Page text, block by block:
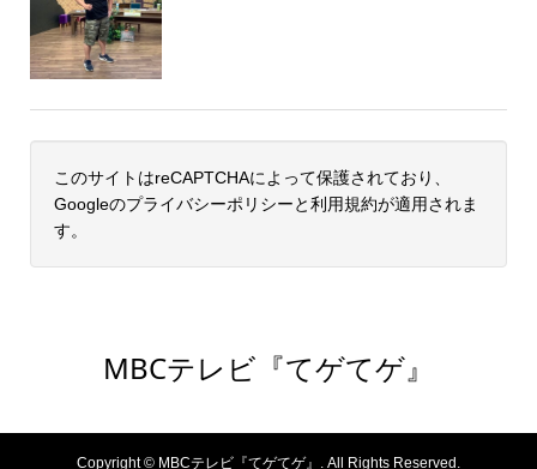
このサイトはreCAPTCHAによって保護されており、
Googleのプライバシーポリシーと利用規約が適用されま
す。
MBCテレビ『てゲてゲ』
Copyright © MBCテレビ『てゲてゲ』. All Rights Reserved.